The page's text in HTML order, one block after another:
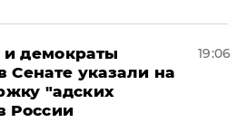
демократы
Сенате указали на
"адских
России
19:06